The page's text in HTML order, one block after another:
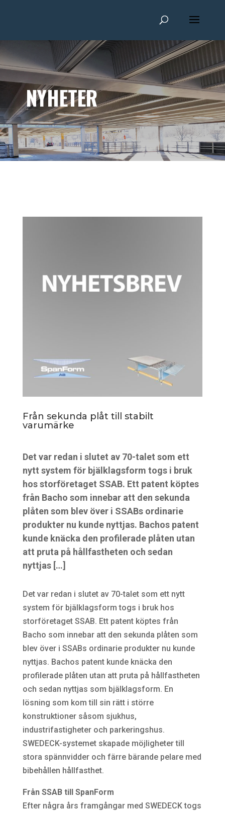
NYHETER
Från sekunda plåt till stabilt
varumärke
Det var redan i slutet av 70-talet som ett
nytt system för bjälklagsform togs i bruk
hos storföretaget SSAB. Ett patent köptes
från Bacho som innebar att den sekunda
plåten som blev över i SSABs ordinarie
produkter nu kunde nyttjas. Bachos patent
kunde knäcka den profilerade plåten utan
att pruta på hållfastheten och sedan
nyttjas […]
Det var redan i slutet av 70-talet som ett nytt
system för bjälklagsform togs i bruk hos
storföretaget SSAB. Ett patent köptes från
Bacho som innebar att den sekunda plåten som
blev över i SSABs ordinarie produkter nu kunde
nyttjas. Bachos patent kunde knäcka den
profilerade plåten utan att pruta på hållfastheten
och sedan nyttjas som bjälklagsform. En
lösning som kom till sin rätt i större
konstruktioner såsom sjukhus,
industrifastigheter och parkeringshus.
SWEDECK-systemet skapade möjligheter till
stora spännvidder och färre bärande pelare med
bibehållen hållfasthet.
Från SSAB till SpanForm
Efter några års framgångar med SWEDECK togs